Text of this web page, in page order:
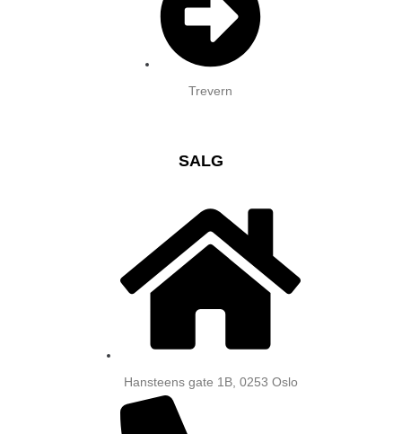
Trevern
SALG
Hansteens gate 1B, 0253 Oslo